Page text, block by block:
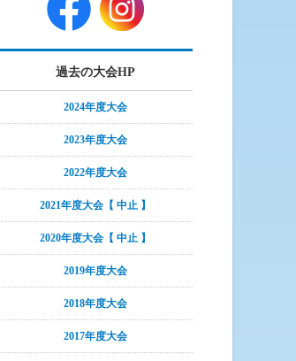
過去の大会HP
2024年度大会
2023年度大会
2022年度大会
2021年度大会【 中止 】
2020年度大会【 中止 】
2019年度大会
2018年度大会
2017年度大会